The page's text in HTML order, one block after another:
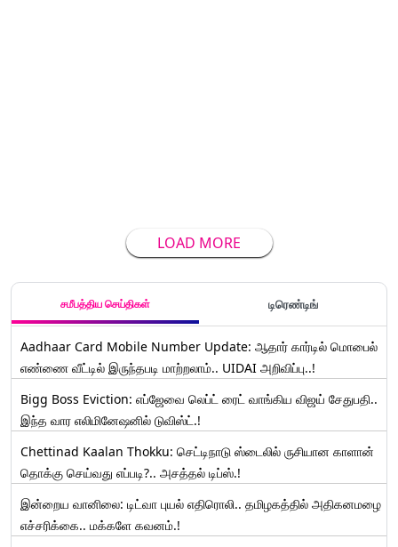
LOAD MORE
சமீபத்திய செய்திகள் டிரெண்டிங்
Aadhaar Card Mobile Number Update: ஆதார் கார்டில் மொபைல்
எண்ணை வீட்டில் இருந்தபடி மாற்றலாம்.. UIDAI அறிவிப்பு..!
Bigg Boss Eviction: எப்ஜேவை லெப்ட் ரைட் வாங்கிய விஜய் சேதுபதி..
இந்த வார எலிமினேஷனில் டுவிஸ்ட்.!
Chettinad Kaalan Thokku: செட்டிநாடு ஸ்டைலில் ருசியான காளான்
தொக்கு செய்வது எப்படி?.. அசத்தல் டிப்ஸ்.!
இன்றைய வானிலை: டிட்வா புயல் எதிரொலி.. தமிழகத்தில் அதிகனமழை
எச்சரிக்கை.. மக்களே கவனம்.!